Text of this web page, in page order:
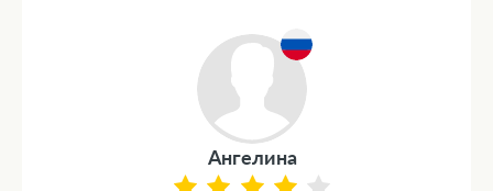
Ангелина